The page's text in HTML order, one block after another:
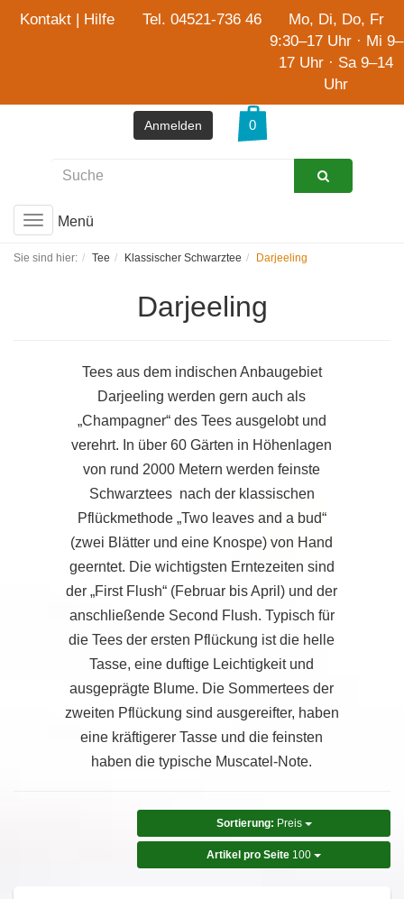
Kontakt | Hilfe Tel. 04521-736 46
Mo, Di, Do, Fr
9:30–17 Uhr · Mi 9–
17 Uhr · Sa 9–14
Uhr
Anmelden
ToggleMenü
Sie sind hier: Tee Klassischer Schwarztee Darjeeling
Darjeeling
Tees aus dem indischen Anbaugebiet
Darjeeling werden gern auch als
„Champagner“ des Tees ausgelobt und
verehrt. In über 60 Gärten in Höhenlagen
von rund 2000 Metern werden feinste
Schwarztees nach der klassischen
Pflückmethode „Two leaves and a bud“
(zwei Blätter und eine Knospe) von Hand
geerntet. Die wichtigsten Erntezeiten sind
der „First Flush“ (Februar bis April) und der
anschließende Second Flush. Typisch für
die Tees der ersten Pflückung ist die helle
Tasse, eine duftige Leichtigkeit und
ausgeprägte Blume. Die Sommertees der
zweiten Pflückung sind ausgereifter, haben
eine kräftigerer Tasse und die feinsten
haben die typische Muscatel-Note.
Sortierung: Preis
Artikel pro Seite 100